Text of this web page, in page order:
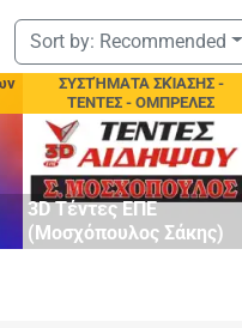
Sort by: Recommended
ΣΥΣΤΉΜΑΤΑ ΣΚΊΑΣΗΣ -
ΤΕΝΤΕΣ - ΟΜΠΡΕΛΕΣ
3D Τέντες ΕΠΕ
(Μοσχόπουλος Σάκης)